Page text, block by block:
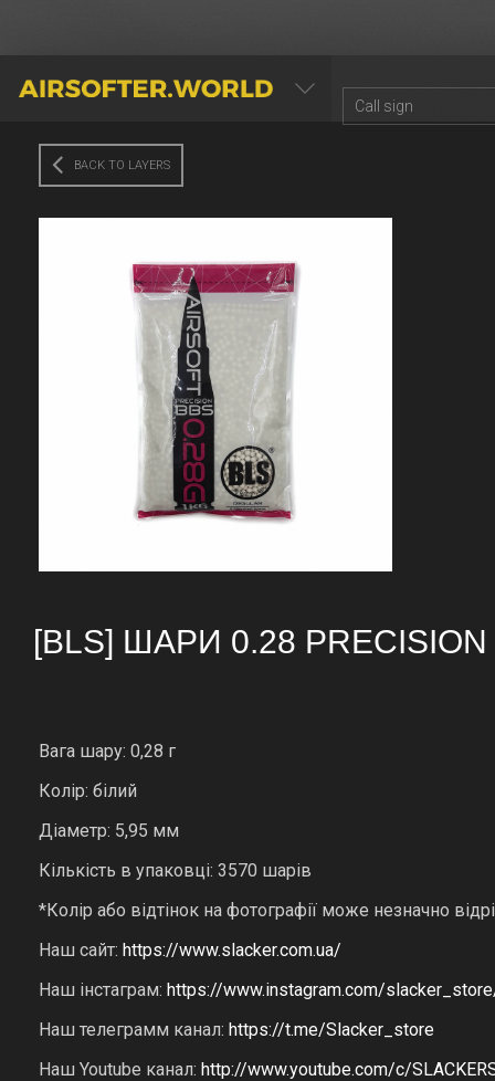
AIRSOFTER.WORLD
BACK TO LAYERS
[BLS] ШАРИ 0.28
Вага шару: 0,28 г
Колір: білий
Діаметр: 5,95 мм
Кількість в упаковці: 3570 шарів
*Колір або відтінок на фотографії може незначно
Наш сайт: https://www.slacker.com.ua/
Наш інстаграм: https://www.instagram.com/
Наш телеграмм канал: https://t.me/Slacker_store
Наш Youtube канал: http://www.youtube.com/c/